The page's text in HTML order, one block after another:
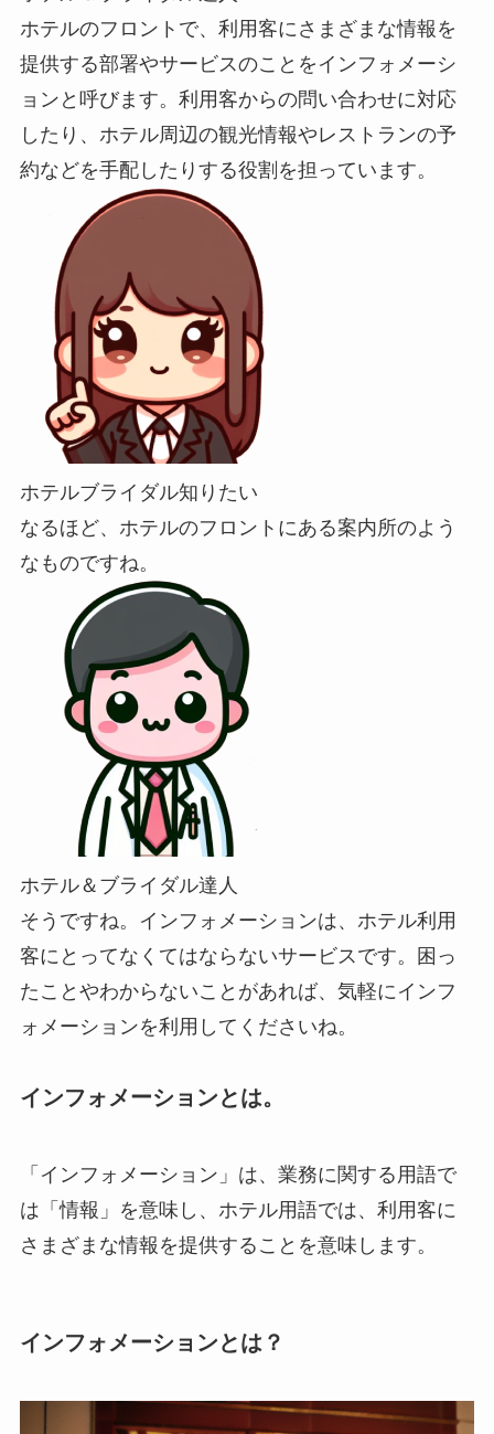
ホテルのフロントで、利用客にさまざまな情報を
提供する部署やサービスのことをインフォメーシ
ョンと呼びます。利用客からの問い合わせに対応
したり、ホテル周辺の観光情報やレストランの予
約などを手配したりする役割を担っています。
ホテルブライダル知りたい
なるほど、ホテルのフロントにある案内所のよう
なものですね。
ホテル＆ブライダル達人
そうですね。インフォメーションは、ホテル利用
客にとってなくてはならないサービスです。困っ
たことやわからないことがあれば、気軽にインフ
ォメーションを利用してくださいね。
インフォメーションとは。
「インフォメーション」は、業務に関する用語で
は「情報」を意味し、ホテル用語では、利用客に
さまざまな情報を提供することを意味します。
インフォメーションとは？